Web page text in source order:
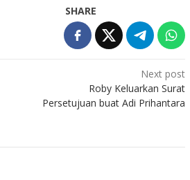
SHARE
Next post
Roby Keluarkan Surat
Persetujuan buat Adi Prihantara